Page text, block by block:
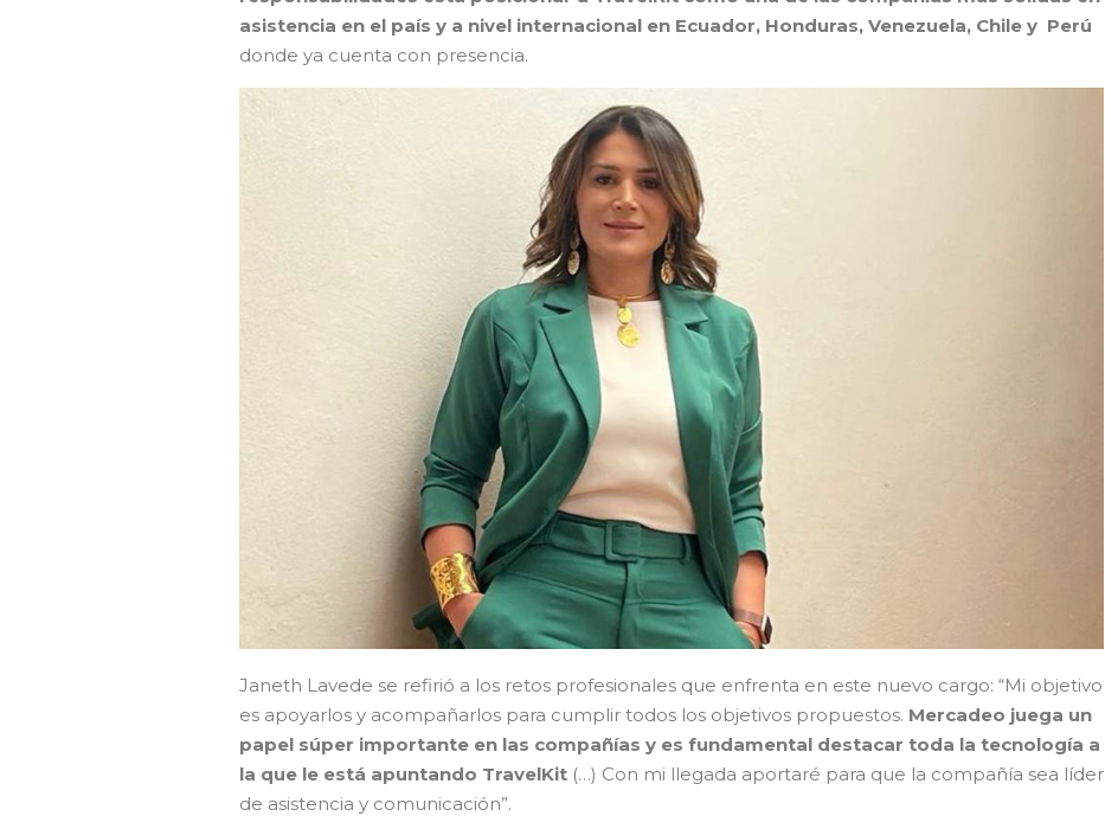
asistencia en el país y a nivel internacional en Ecuador, Honduras, Venezuela, Chile y Perú
donde ya cuenta con presencia.
Janeth Lavede se refirió a los retos profesionales que enfrenta en este nuevo cargo: “Mi objetivo
es apoyarlos y acompañarlos para cumplir todos los objetivos propuestos. Mercadeo juega un
papel súper importante en las compañías y es fundamental destacar toda la tecnología a
la que le está apuntando TravelKit (…) Con mi llegada aportaré para que la compañía sea líder
de asistencia y comunicación”.